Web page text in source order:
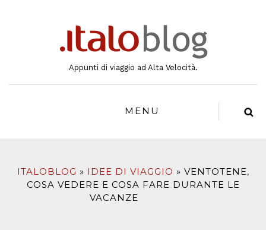
Appunti di viaggio ad Alta Velocità.
MENU
ITALOBLOG IDEE DI VIAGGIO
VENTOTENE,
COSA VEDERE E COSA FARE DURANTE LE
VACANZE